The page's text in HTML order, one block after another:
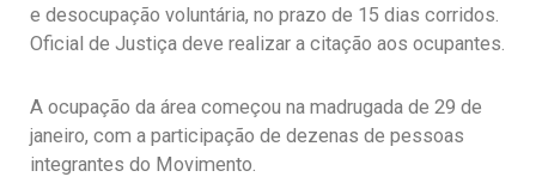
e desocupação voluntária, no prazo de 15 dias corridos.
Oficial de Justiça deve realizar a citação aos ocupantes.
A ocupação da área começou na madrugada de 29 de
janeiro, com a participação de dezenas de pessoas
integrantes do Movimento.